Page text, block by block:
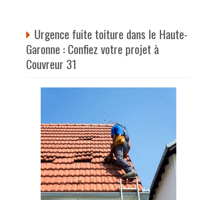
Urgence fuite toiture dans le Haute-
Garonne : Confiez votre projet à
Couvreur 31